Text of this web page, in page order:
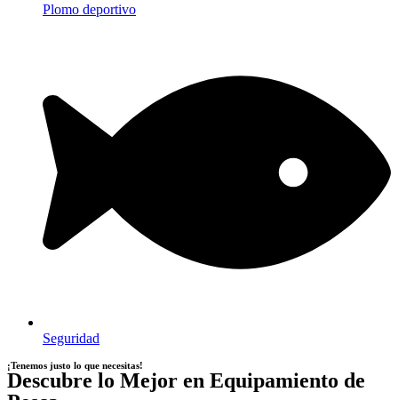
Plomo deportivo
Seguridad
¡Tenemos justo lo que necesitas!
Descubre lo Mejor en Equipamiento de